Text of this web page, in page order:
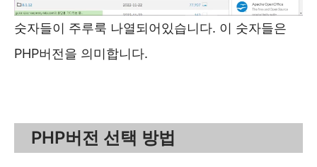
숫자들이 주루룩 나열되어있습니다. 이 숫자들은
PHP버전을 의미합니다.
PHP버전 선택 방법